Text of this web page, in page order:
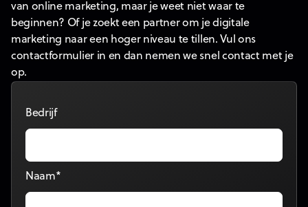
van online marketing, maar je weet niet waar te
beginnen? Of je zoekt een partner om je digitale
marketing naar een hoger niveau te tillen. Vul ons
contactformulier in en dan nemen we snel contact met je
op.
Bedrijf
Naam*